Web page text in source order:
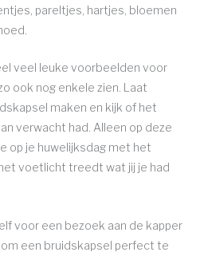
pareltjes, hartjes, bloemen
veel leuke voorbeelden voor
ook nog enkele zien. Laat
maken en kijk of het
verwacht had. Alleen op deze
op je huwelijksdag met het
voetlicht treedt wat jij je had
voor een bezoek aan de kapper
een bruidskapsel perfect te